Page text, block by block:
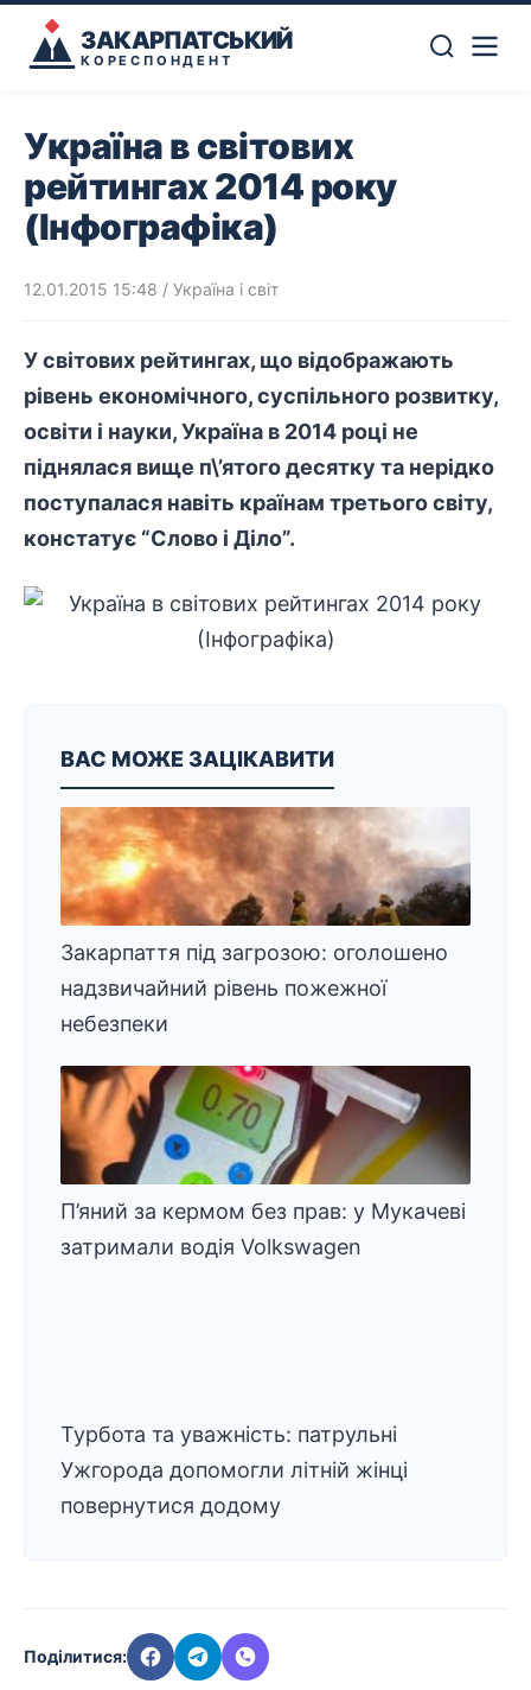
ЗАКАРПАТСЬКИЙ
КОРЕСПОНДЕНТ
Україна в світових
рейтингах 2014 року
(Інфографіка)
12.01.2015 15:48 / Україна і світ
У світових рейтингах, що відображають
рівень економічного, суспільного розвитку,
освіти і науки, Україна в 2014 році не
піднялася вище п\’ятого десятку та нерідко
поступалася навіть країнам третього світу,
констатує “Слово і Діло”.
ВАС МОЖЕ ЗАЦІКАВИТИ
Закарпаття під загрозою: оголошено
надзвичайний рівень пожежної
небезпеки
П’яний за кермом без прав: у Мукачеві
затримали водія Volkswagen
Турбота та уважність: патрульні
Ужгорода допомогли літній жінці
повернутися додому
Поділитися: